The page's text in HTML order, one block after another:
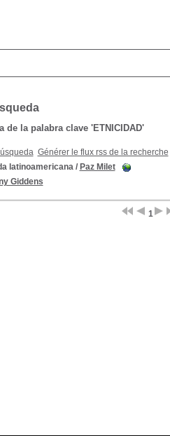
de la palabra clave 'ETNICIDAD'
Générer le flux rss de la recherche
latinoamericana/ Paz Milet
Giddens
1